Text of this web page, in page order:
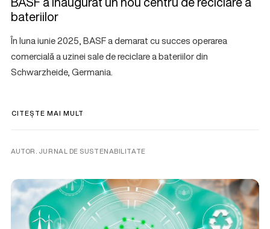
bateriilor
În luna iunie 2025, BASF a demarat cu succes operarea
comercială a uzinei sale de reciclare a bateriilor din
Schwarzheide, Germania.
CITEȘTE MAI MULT
AUTOR. JURNAL DE SUSTENABILITATE